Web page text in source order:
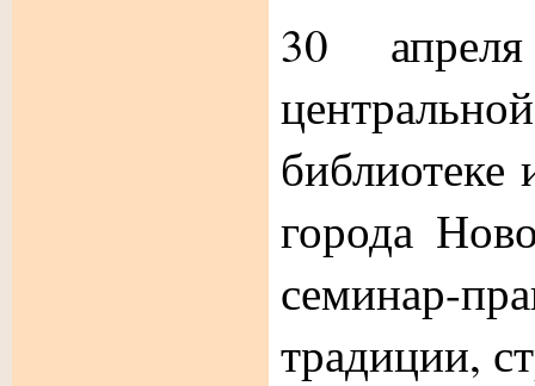
30
города
семинар-
традиции,